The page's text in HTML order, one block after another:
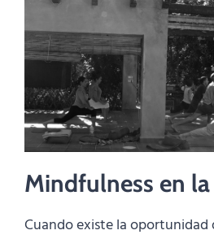
Mindfulness en
Cuando existe la